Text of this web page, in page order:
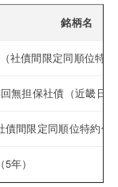
銘柄名
社債間限定同順位特
無担保社債（近畿日
債間限定同順位特約付
年）